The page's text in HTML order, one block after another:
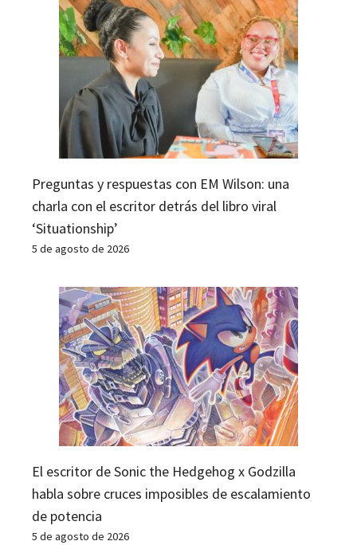
Preguntas y respuestas con EM Wilson: una
charla con el escritor detrás del libro viral
‘Situationship’
5 de agosto de 2026
El escritor de Sonic the Hedgehog x Godzilla
habla sobre cruces imposibles de escalamiento
de potencia
5 de agosto de 2026